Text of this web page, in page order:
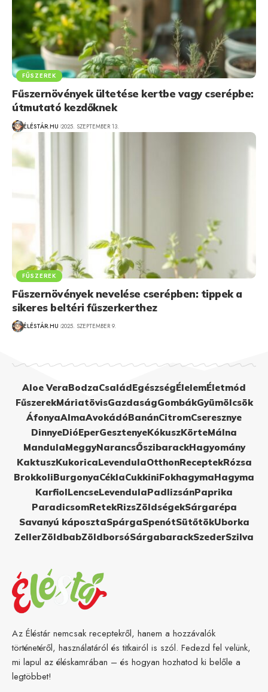
FŰSZEREK
Fűszernövények ültetése kertbe vagy cserépbe:
útmutató kezdőknek
ÉLÉSTÁR.HU 2025. SZEPTEMBER 13.
FŰSZEREK
Fűszernövények nevelése cserépben: tippek a
sikeres beltéri fűszerkerthez
ÉLÉSTÁR.HU 2025. SZEPTEMBER 9.
Aloe VeraBodzaCsaládEgészségÉlelemÉletmód
FűszerekMáriatövisGazdaságGombákGyümölcsök
ÁfonyaAlmaAvokádóBanánCitromCseresznye
DinnyeDióEperGesztenyeKókuszKörteMálna
MandulaMeggyNarancsŐszibarackHagyomány
KaktuszKukoricaLevendulaOtthonReceptekRózsa
BrokkoliBurgonyaCéklaCukkiniFokhagymaHagyma
KarfiolLencseLevendulaPadlizsánPaprika
ParadicsomRetekRizsZöldségekSárgarépa
Savanyú káposztaSpárgaSpenótSütőtökUborka
ZellerZöldbabZöldborsóSárgabarackSzederSzilva
Az Éléstár nemcsak receptekről, hanem a hozzávalók
történetéről, használatáról és titkairól is szól. Fedezd fel velünk,
mi lapul az éléskamrában – és hogyan hozhatod ki belőle a
legtöbbet!